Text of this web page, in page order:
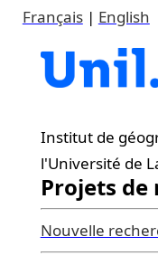
Français| English
Institut de
l'Université de
Projets de
Nouvelle